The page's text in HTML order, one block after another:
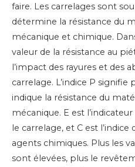
faire. Les carrelages sont
détermine la résistance du
mécanique et chimique.
valeur de la résistance au
l’impact des rayures et des
carrelage. L’indice P
indique la résistance du
mécanique. E est
le carrelage, et C est l’indice
agents chimiques. Plus les
sont élevées, plus le